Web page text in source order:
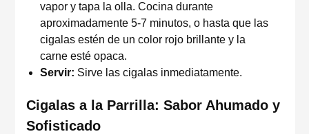
vapor y tapa la olla. Cocina durante
aproximadamente 5-7 minutos, o hasta que las
cigalas estén de un color rojo brillante y la
carne esté opaca.
Servir: Sirve las cigalas inmediatamente.
Cigalas a la Parrilla: Sabor Ahumado y
Sofisticado